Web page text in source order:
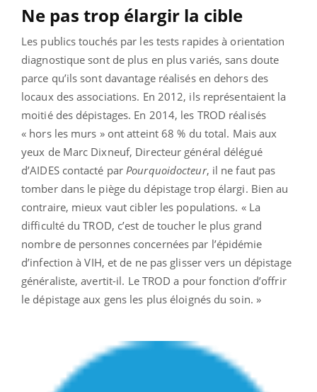
Ne pas trop élargir la cible
Les publics touchés par les tests rapides à orientation
diagnostique sont de plus en plus variés, sans doute
parce qu’ils sont davantage réalisés en dehors des
locaux des associations. En 2012, ils représentaient la
moitié des dépistages. En 2014, les TROD réalisés
« hors les murs » ont atteint 68 % du total. Mais aux
yeux de Marc Dixneuf, Directeur général délégué
d’AIDES contacté parPourquoidocteur, il ne faut pas
tomber dans le piège du dépistage trop élargi. Bien au
contraire, mieux vaut cibler les populations. « La
difficulté du TROD, c’est de toucher le plus grand
nombre de personnes concernées par l’épidémie
d’infection à VIH, et de ne pas glisser vers un dépistage
généraliste, avertit-il. Le TROD a pour fonction d’offrir
le dépistage aux gens les plus éloignés du soin. »